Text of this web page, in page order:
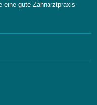
eine gute Zahnarztpraxis